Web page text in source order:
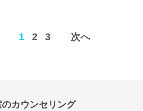
1 2 3 次へ
カウンセリング